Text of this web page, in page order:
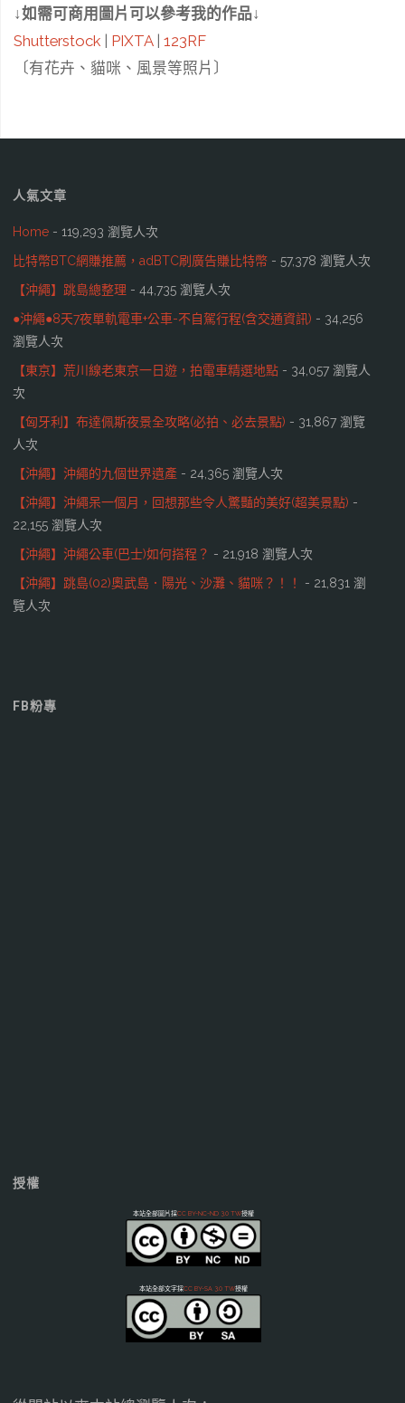
↓如需可商用圖片可以參考我的作品↓
Shutterstock | PIXTA| 123RF
〔有花卉、貓咪、風景等照片〕
人氣文章
Home - 119,293 瀏覽人次
比特幣BTC網賺推薦，adBTC刷廣告賺比特幣 - 57,378 瀏覽人次
【沖繩】跳島總整理 - 44,735 瀏覽人次
●沖繩●8天7夜單軌電車+公車-不自駕行程(含交通資訊) - 34,256
瀏覽人次
【東京】荒川線老東京一日遊，拍電車精選地點 - 34,057 瀏覽人
次
【匈牙利】布達佩斯夜景全攻略(必拍、必去景點) - 31,867 瀏覽
人次
【沖繩】沖繩的九個世界遺產 - 24,365 瀏覽人次
【沖繩】沖繩呆一個月，回想那些令人驚豔的美好(超美景點) -
22,155 瀏覽人次
【沖繩】沖繩公車(巴士)如何搭程？ - 21,918 瀏覽人次
【沖繩】跳島(02)奧武島．陽光、沙灘、貓咪？！！
- 21,831 瀏
覽人次
FB粉專
授權
本站全部圖片採CC BY-NC-ND 3.0 TW授權
本站全部文字採CC BY-SA 3.0 TW授權